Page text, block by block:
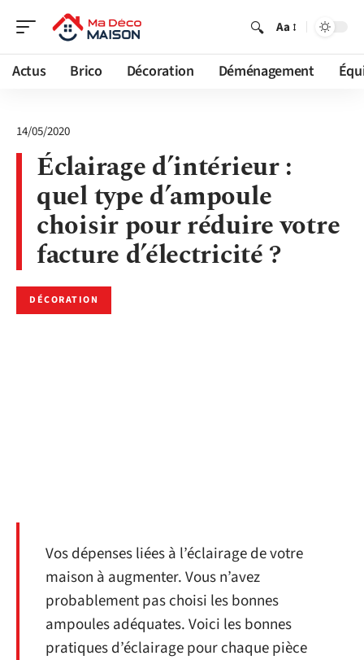
Aa
Actus Brico Décoration Déménagement
14/05/2020
Éclairage d’intérieur :
quel type d’ampoule
choisir pour réduire votre
facture d’électricité ?
DÉCORATION
Vos dépenses liées à l’éclairage de votre
maison à augmenter. Vous n’avez
probablement pas choisi les bonnes
ampoules adéquates. Voici les bonnes
pratiques d’éclairage pour chaque pièce